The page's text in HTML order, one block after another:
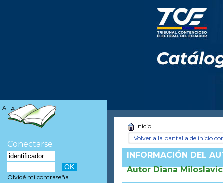
Inicio
Volver a la pantalla de inicio
INFORMACIÓN DEL
Autor Diana
A- A A+
Conectarse
Olvidé mi contraseña